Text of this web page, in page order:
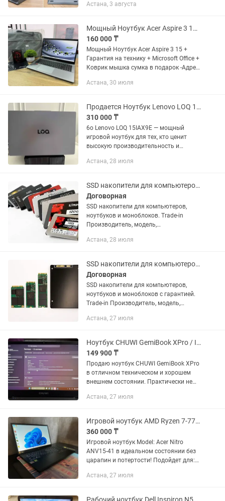
скрытых проблем. Подойдёт для учёбы,
Астана, 3 августа
Мощный Ноутбук Acer Aspire 3 15 Ryzen 7-5700U 8ядер/RAM 16GB/SSD 512GB
160 000 ₸
Мощный Ноутбук Acer Aspire 3 15 +
Гарантия на технику + Microsoft Office +
Коврик мышка сумка в подарок -Адрес:
-Дисплей: 15.6’ дюйм FullHD
Астана, 30 июля
Продается Ноутбук Lenovo LOQ 15IAX9E 15.6 / 16 Гб / SSD 512 Гб /Win 11 Home
310 000 ₸
6o Lenovo LOQ 15IAX9E — мощный
игровой ноутбук для тех, кто ценит
высокую производительность и
Процессор Intel Core i5-12450HX — для
Астана, 28 июля
SSD накопители для компьютеров, ноутбуков и моноблоков.
Договорная
SSD накопители для компьютеров,
ноутбуков и моноблоков. Trade-in
Производитель, модель,
внешний вид данного товара могут
объявлении. В...
Астана, 28 июля
SSD накопители для компьютеров, ноутбуков и моноблоков с гарантией.
Договорная
SSD накопители для компьютеров,
ноутбуков и моноблоков с гарантией.
Trade-in Производитель, модель,
внешний вид данного товара могут
Астана, 27 июля
Ноутбук CHUWI GemiBook XPro / Intel N100 / 8GB / SSD 256GB / Windows 11
149 900 ₸
Продаю ноутбук CHUWI GemiBook XPro
в отличном техническом и хорошем
внешнем состоянии. Практически не
Процессор: Intel N100 (4 ядра) •
Астана, 27 июля
Игровой ноутбук AMD Ryzen 7-7735HS/RAM 16Gb DDR5/SSD 512Gb/RTX 3050 6Gb GDD
360 000 ₸
Игровой ноутбук Model: Acer Nitro
ANV15-41 в идеальном состоянии без
царапин и потертости! Подойдет для:
Fortnite, GTA 5, Cyberpunk 2077, Metro,
Астана, 27 июля